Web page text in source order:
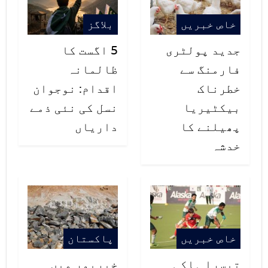
پیسے پر بند ہوا۔
خاص خبریں
جدید پولٹری
فارمنگ سے
خطرناک
بیکٹیریا
پھیلنے کا
خدشہ
بلاگز
5 اگست کا
ظالمانہ
اقدام: نوجوان
نسل کی نئی ذمے
داریاں
خاص خبریں
تیسرا ہاکی
پاکستان
خیرپور میں